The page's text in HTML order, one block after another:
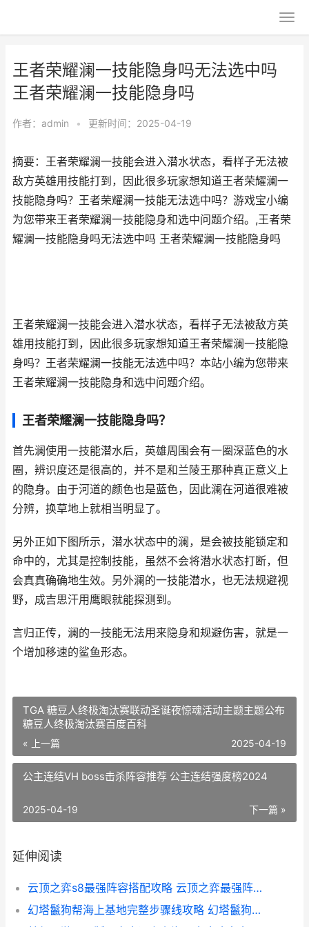
王者荣耀澜一技能隐身吗无法选中吗
王者荣耀澜一技能隐身吗
作者： admin • 更新时间：2025-04-19
摘要：王者荣耀澜一技能会进入潜水状态，看样子无法被
敌方英雄用技能打到，因此很多玩家想知道王者荣耀澜一
技能隐身吗？王者荣耀澜一技能无法选中吗？游戏宝小编
为您带来王者荣耀澜一技能隐身和选中问题介绍。,王者荣
耀澜一技能隐身吗无法选中吗 王者荣耀澜一技能隐身吗
王者荣耀澜一技能会进入潜水状态，看样子无法被敌方英
雄用技能打到，因此很多玩家想知道王者荣耀澜一技能隐
身吗？王者荣耀澜一技能无法选中吗？本站小编为您带来
王者荣耀澜一技能隐身和选中问题介绍。
王者荣耀澜一技能隐身吗？
首先澜使用一技能潜水后，英雄周围会有一圈深蓝色的水
圈，辨识度还是很高的，并不是和兰陵王那种真正意义上
的隐身。由于河道的颜色也是蓝色，因此澜在河道很难被
分辨，换草地上就相当明显了。
另外正如下图所示，潜水状态中的澜，是会被技能锁定和
命中的，尤其是控制技能，虽然不会将潜水状态打断，但
会真真确确地生效。另外澜的一技能潜水，也无法规避视
野，成吉思汗用鹰眼就能探测到。
言归正传，澜的一技能无法用来隐身和规避伤害，就是一
个增加移速的鲨鱼形态。
TGA 糖豆人终极淘汰赛联动圣诞夜惊魂活动主题主题公布
糖豆人终极淘汰赛百度百科
« 上一篇 2025-04-19
公主连结VH boss击杀阵容推荐 公主连结强度榜2024
下一篇 »
2025-04-19
延伸阅读
云顶之弈s8最强阵容搭配攻略 云顶之弈最强阵容搭配s1
幻塔鬣狗帮海上基地完整步骤线攻略 幻塔鬣狗帮营地在哪